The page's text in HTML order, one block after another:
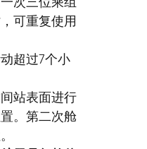
可重复使用
超过7个小
站表面进行
。第二次舱